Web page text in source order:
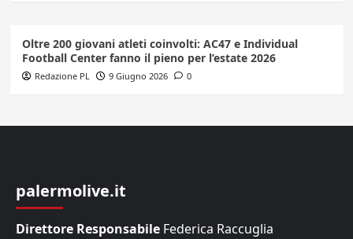
Oltre 200 giovani atleti coinvolti: AC47 e Individual
Football Center fanno il pieno per l’estate 2026
Redazione PL 9 Giugno 2026 0
palermolive.it
Direttore Responsabile Federica Raccuglia